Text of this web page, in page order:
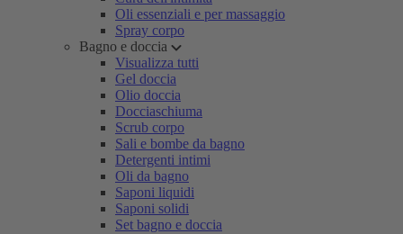
Oli essenziali e per massaggio
Spray corpo
Bagno e doccia
Visualizza tutti
Gel doccia
Olio doccia
Docciaschiuma
Scrub corpo
Sali e bombe da bagno
Detergenti intimi
Oli da bagno
Saponi liquidi
Saponi solidi
Set bagno e doccia